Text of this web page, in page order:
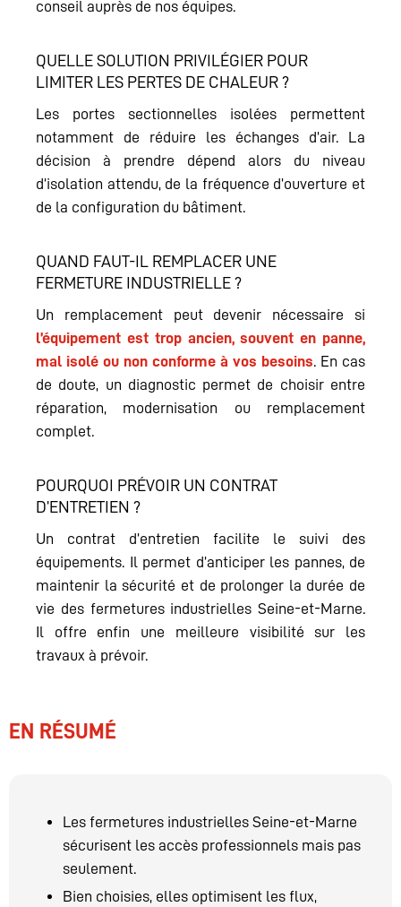
conseil auprès de nos équipes.
QUELLE SOLUTION PRIVILÉGIER POUR
LIMITER LES PERTES DE CHALEUR ?
Les portes sectionnelles isolées permettent
notamment de réduire les échanges d’air. La
décision à prendre dépend alors du niveau
d’isolation attendu, de la fréquence d’ouverture et
de la configuration du bâtiment.
QUAND FAUT-IL REMPLACER UNE
FERMETURE INDUSTRIELLE ?
Un remplacement peut devenir nécessaire si
l’équipement est trop ancien, souvent en panne,
mal isolé ou non conforme à vos besoins. En cas
de doute, un diagnostic permet de choisir entre
réparation, modernisation ou remplacement
complet.
POURQUOI PRÉVOIR UN CONTRAT
D’ENTRETIEN ?
Un contrat d’entretien facilite le suivi des
équipements. Il permet d’anticiper les pannes, de
maintenir la sécurité et de prolonger la durée de
vie des fermetures industrielles Seine-et-Marne.
Il offre enfin une meilleure visibilité sur les
travaux à prévoir.
EN RÉSUMÉ
Les fermetures industrielles Seine-et-Marne
sécurisent les accès professionnels mais pas
seulement.
Bien choisies, elles optimisent les flux,